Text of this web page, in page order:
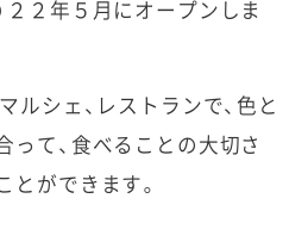
２２年５月にオープンしま
ルシェ、レストランで、色と
って、食べることの大切さ
とができます。